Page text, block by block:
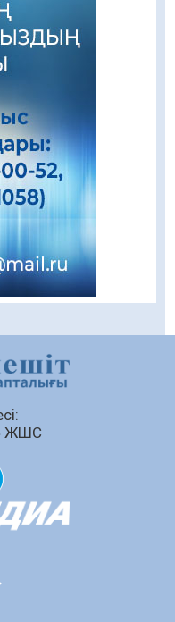
сананың
жұмыстары
төрелігінің
арттыру
шықты
табуға болады?»￼
сайлауынан
пікір зерттеуі
ЖШС